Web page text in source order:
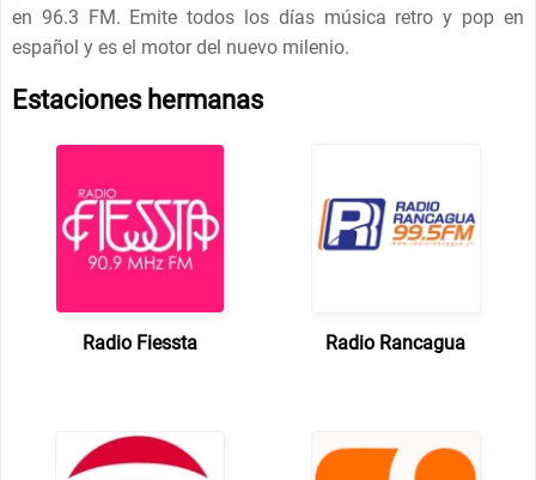
en 96.3 FM. Emite todos los días música retro y pop en
español y es el motor del nuevo milenio.
Estaciones hermanas
Radio Fiessta Radio Rancagua